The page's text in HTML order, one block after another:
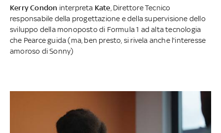
Kerry Condon interpreta Kate , Direttore Tecnico
responsabile della progettazione e della supervisione dello
sviluppo della monoposto di Formula 1 ad alta tecnologia
che Pearce guida (ma, ben presto, si rivela anche l'interesse
amoroso di Sonny)